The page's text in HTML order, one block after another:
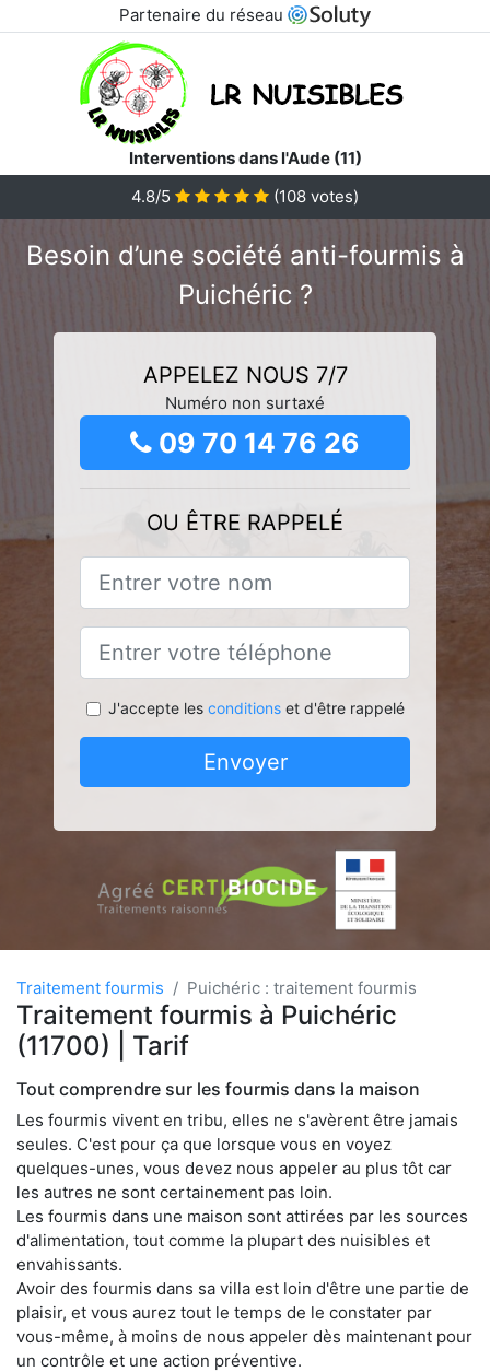
Partenaire du réseau
Interventions dans l'Aude (11)
4.8/5
(108 votes)
Besoin d’une société anti-fourmis à
Puichéric ?
APPELEZ NOUS 7/7
Numéro non surtaxé
09 70 14 76 26
OU ÊTRE RAPPELÉ
J'accepte les conditionset d'être rappelé
Envoyer
Traitement fourmis Puichéric : traitement fourmis
Traitement fourmis à Puichéric
(11700) | Tarif
Tout comprendre sur les fourmis dans la maison
Les fourmis vivent en tribu, elles ne s'avèrent être jamais
seules. C'est pour ça que lorsque vous en voyez
quelques-unes, vous devez nous appeler au plus tôt car
les autres ne sont certainement pas loin.
Les fourmis dans une maison sont attirées par les sources
d'alimentation, tout comme la plupart des nuisibles et
envahissants.
Avoir des fourmis dans sa villa est loin d'être une partie de
plaisir, et vous aurez tout le temps de le constater par
vous-même, à moins de nous appeler dès maintenant pour
un contrôle et une action préventive.